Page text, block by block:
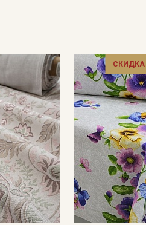
СКИДКА
Секретная
Мы публикуем
промокоды и
Электронная почта